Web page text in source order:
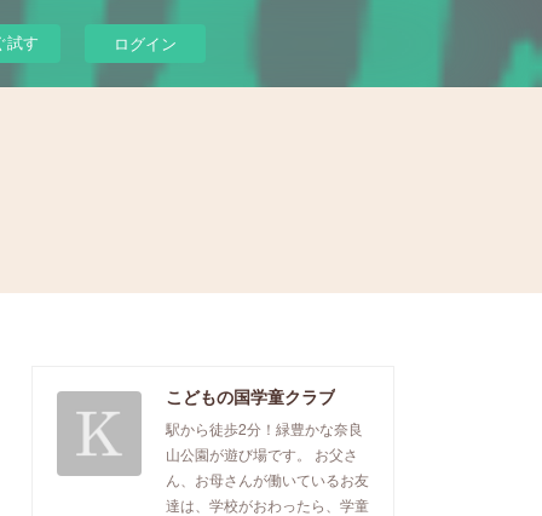
試す ログイン
こどもの国学童クラブ
駅から徒歩2分！緑豊かな奈良
山公園が遊び場です。 お父さ
ん、お母さんが働いているお友
達は、学校がおわったら、学童